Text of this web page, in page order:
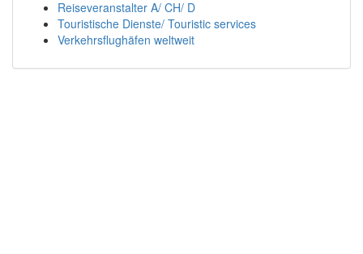
Reiseveranstalter A/ CH/ D
Touristische Dienste/ Touristic services
Verkehrsflughäfen weltweit